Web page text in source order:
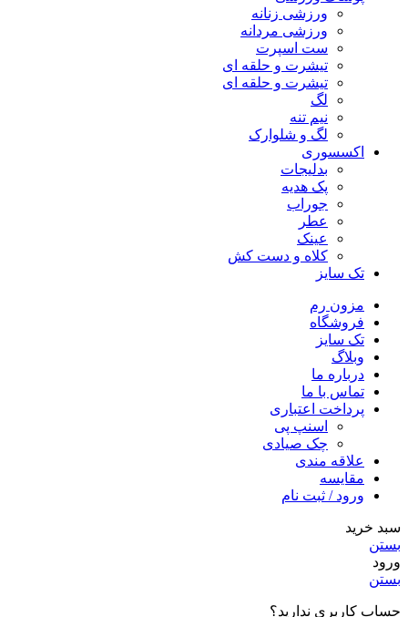
ورزشی زنانه
ورزشی مردانه
ست اسپرت
تیشرت و حلقه ای
تیشرت و حلقه ای
لگ
نیم تنه
لگ و شلوارک
اکسسوری
بدلیجات
پک هدیه
جوراب
عطر
عینک
کلاه و دست کش
تک سایز
مزون رم
فروشگاه
تک سایز
وبلاگ
درباره ما
تماس با ما
پرداخت اعتباری
اسنپ پی
چک صیادی
علاقه مندی
مقايسه
ورود / ثبت نام
سبد خرید
بستن
ورود
بستن
حساب کاربری ندارید؟